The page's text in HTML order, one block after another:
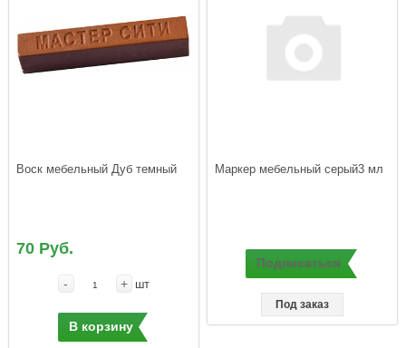
Воск мебельный Дуб темный
70 Руб.
- + шт
В корзину
Маркер мебельный серый3 мл
Подписаться
Под заказ